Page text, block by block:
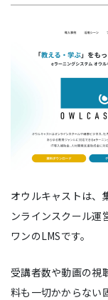
オウルキャストは、
ンラインスクール運
ワンのLMSです。
受講者数や動画の視
料も一切かからない